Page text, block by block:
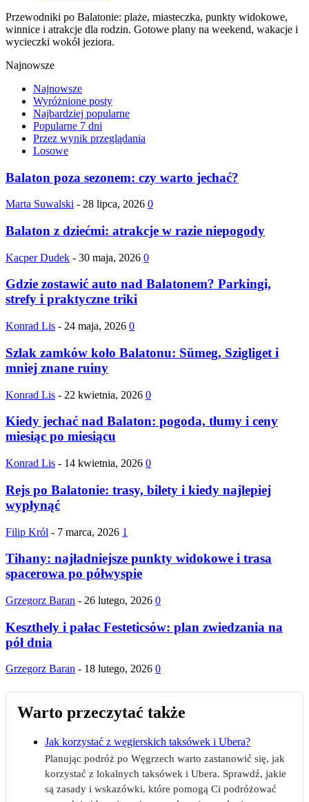
Przewodniki po Balatonie: plaże, miasteczka, punkty widokowe,
winnice i atrakcje dla rodzin. Gotowe plany na weekend, wakacje i
wycieczki wokół jeziora.
Najnowsze
Najnowsze
Wyróżnione posty
Najbardziej popularne
Popularne 7 dni
Przez wynik przeglądania
Losowe
Balaton poza sezonem: czy warto jechać?
Marta Suwalski - 28 lipca, 2026 0
Balaton z dziećmi: atrakcje w razie niepogody
Kacper Dudek - 30 maja, 2026 0
Gdzie zostawić auto nad Balatonem? Parkingi,
strefy i praktyczne triki
Konrad Lis - 24 maja, 2026 0
Szlak zamków koło Balatonu: Sümeg, Szigliget i
mniej znane ruiny
Konrad Lis - 22 kwietnia, 2026 0
Kiedy jechać nad Balaton: pogoda, tłumy i ceny
miesiąc po miesiącu
Konrad Lis - 14 kwietnia, 2026 0
Rejs po Balatonie: trasy, bilety i kiedy najlepiej
wypłynąć
Filip Król - 7 marca, 2026 1
Tihany: najładniejsze punkty widokowe i trasa
spacerowa po półwyspie
Grzegorz Baran - 26 lutego, 2026 0
Keszthely i pałac Festeticsów: plan zwiedzania na
pół dnia
Grzegorz Baran - 18 lutego, 2026 0
Warto przeczytać także
Jak korzystać z węgierskich taksówek i Ubera?
Planując podróż po Węgrzech warto zastanowić się, jak
korzystać z lokalnych taksówek i Ubera. Sprawdź, jakie
są zasady i wskazówki, które pomogą Ci podróżować